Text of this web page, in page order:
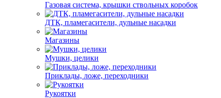
Газовая система, крышки ствольных коробок
ДТК, пламегасители, дульные насадки
Магазины
Мушки, целики
Приклады, ложе, переходники
Рукоятки